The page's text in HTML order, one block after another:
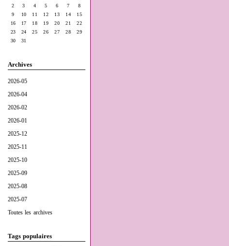
2
3 4 5 6 7
8
9
10 11 12 13 14
15
16
17 18 19 20 21
22
23
24 25 26 27 28
29
30
31
Archives
2026-05
2026-04
2026-02
2026-01
2025-12
2025-11
2025-10
2025-09
2025-08
2025-07
Toutes les archives
Tags populaires